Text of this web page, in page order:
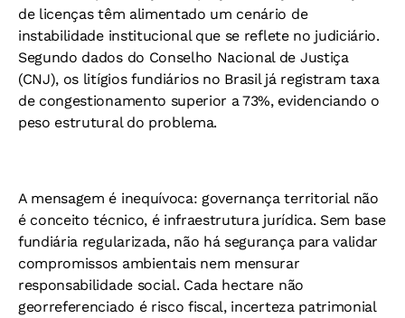
de licenças têm alimentado um cenário de
instabilidade institucional que se reflete no judiciário.
Segundo dados do Conselho Nacional de Justiça
(CNJ), os litígios fundiários no Brasil já registram taxa
de congestionamento superior a 73%, evidenciando o
peso estrutural do problema.
A mensagem é inequívoca: governança territorial não
é conceito técnico, é infraestrutura jurídica. Sem base
fundiária regularizada, não há segurança para validar
compromissos ambientais nem mensurar
responsabilidade social. Cada hectare não
georreferenciado é risco fiscal, incerteza patrimonial